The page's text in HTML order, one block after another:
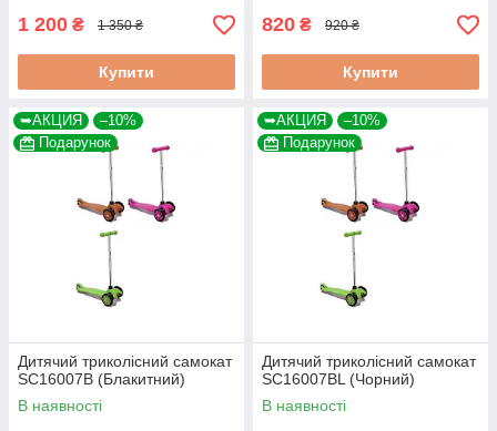
1 200 ₴ 1 350 ₴
Купити
820 ₴ 920 ₴
Купити
➥АКЦИЯ
–10%
Подарунок
Дитячий триколісний самокат
SC16007B (Блакитний)
В наявності
➥АКЦИЯ
–10%
Подарунок
Дитячий триколісний самокат
SC16007BL (Чорний)
В наявності